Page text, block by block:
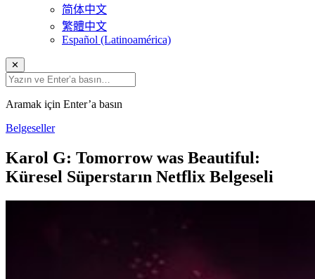
简体中文
繁體中文
Español (Latinoamérica)
✕
Aramak için Enter’a basın
Belgeseller
Karol G: Tomorrow was Beautiful:
Küresel Süperstarın Netflix Belgeseli